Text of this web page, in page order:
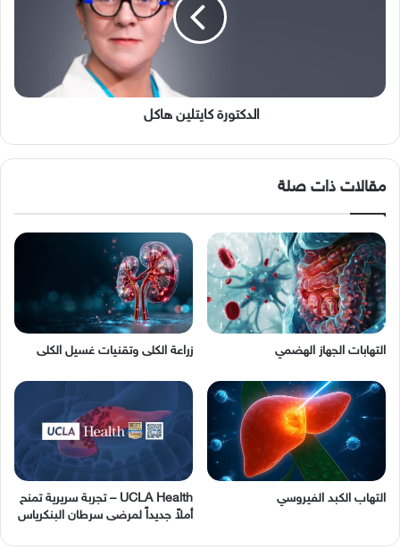
الدكتورة كايتلين هاكل
مقالات ذات صلة
التهابات الجهاز الهضمي زراعة الكلى وتقنيات غسيل الكلى
التهاب الكبد الفيروسي
UCLA Health – تجربة سريرية تمنح
أملاً جديداً لمرضى سرطان البنكرياس